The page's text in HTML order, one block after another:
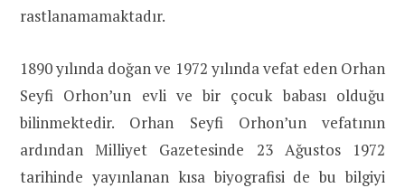
rastlanamamaktadır.
1890 yılında doğan ve 1972 yılında vefat eden Orhan
Seyfi Orhon’un evli ve bir çocuk babası olduğu
bilinmektedir. Orhan Seyfi Orhon’un vefatının
ardından Milliyet Gazetesinde 23 Ağustos 1972
tarihinde yayınlanan kısa biyografisi de bu bilgiyi